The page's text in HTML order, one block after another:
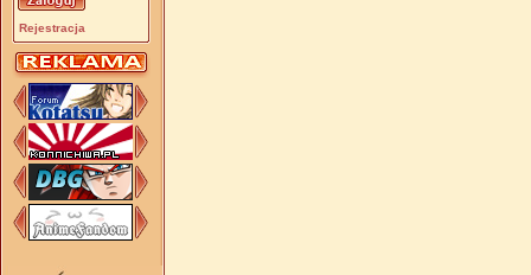
Rejestracja